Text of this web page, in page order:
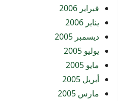
فبراير 2006
يناير 2006
ديسمبر 2005
يوليو 2005
مايو 2005
أبريل 2005
مارس 2005